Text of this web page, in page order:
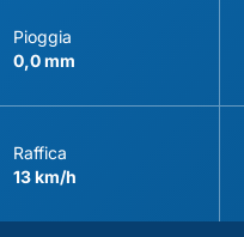
Pioggia
0,0 mm
Raffica
13 km/h